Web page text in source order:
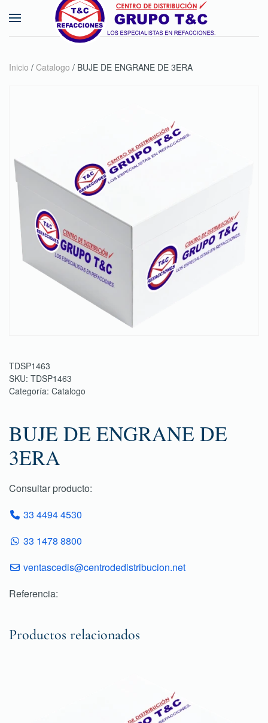
Skip to main content
Inicio / Catalogo / BUJE DE ENGRANE DE 3ERA
TDSP1463
SKU: TDSP1463
Categoría: Catalogo
BUJE DE ENGRANE DE
3ERA
Consultar producto:
33 4494 4530
33 1478 8800
ventascedis@centrodedistribucion.net
Referencia:
Productos relacionados